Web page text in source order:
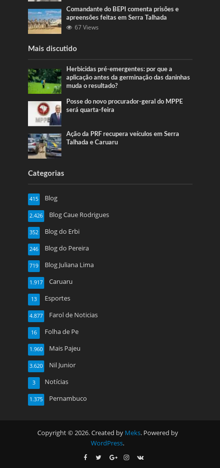
Comandante do BEPI comenta prisões e
apreensões feitas em Serra Talhada
67 Views
Mais discutido
Herbicidas pré-emergentes: por que a
aplicação antes da germinação das daninhas
muda o resultado?
Posse do novo procurador-geral do MPPE
será quarta-feira
Ação da PRF recupera veículos em Serra
Talhada e Caruaru
Categorias
Blog
415
Blog Caue Rodrigues
2.426
Blog do Erbi
352
Blog do Pereira
246
Blog Juliana Lima
719
Caruaru
1.917
Esportes
13
Farol de Noticias
4.877
Folha de Pe
16
Mais Pajeu
1.960
Nil Junior
3.620
Notícias
3
Pernambuco
1.375
Copyright © 2026. Created by Meks. Powered by
WordPress.